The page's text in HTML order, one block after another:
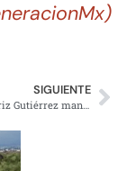
SIGUIENTE
AMLO y Beatriz Gutiérrez mandan mensaje por Año Nuevo; “el 2022 será mejor”